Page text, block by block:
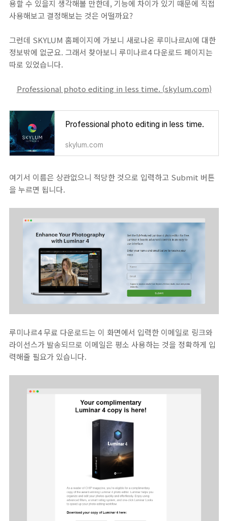
용할 수 있을지 생각해볼 만한데, 기능에 차이가 있기 때문에 직접
사용해보고 결정해보는 것은 어떨까요?
그런데 SKYLUM 홈페이지에 가보니 새로나온 루미나르AI에 대한
정보밖에 없군요. 그래서 찾아보니 루미나르4 다운로드 페이지는
따로 있었습니다.
Professional photo editing in less time. (skylum.com)
Professional photo editing in less time.
skylum.com
여기서 이름은 상관없으니 적당한 것으로 입력하고 Submit 버튼
을 누르면 됩니다.
루미나르4 무료 다운로드는 이 화면에서 입력한 이메일로 링크와
라이선스가 발송되므로 이메일은 평소 사용하는 것을 정확하게 입
력해줄 필요가 있습니다.